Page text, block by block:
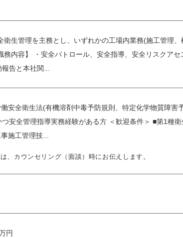
衛生管理を主務とし、いずれかの工場内業務(施工管理
務内容】 ・安全パトロール、安全指導、安全リスクア
告と本社関...
安全衛生法(有機溶剤中毒予防規則、特定化学物質障
安全管理指導実務経験がある方 ＜歓迎条件＞ ■第1種
施工管理技...
、カウンセリング（面談）時にお伝えします。
円